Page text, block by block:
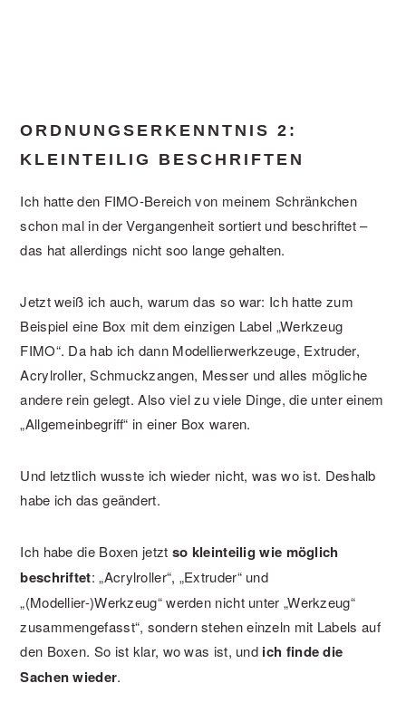
ORDNUNGSERKENNTNIS 2:
KLEINTEILIG BESCHRIFTEN
Ich hatte den FIMO-Bereich von meinem Schränkchen
schon mal in der Vergangenheit sortiert und beschriftet –
das hat allerdings nicht soo lange gehalten.
Jetzt weiß ich auch, warum das so war: Ich hatte zum
Beispiel eine Box mit dem einzigen Label „Werkzeug
FIMO“. Da hab ich dann Modellierwerkzeuge, Extruder,
Acrylroller, Schmuckzangen, Messer und alles mögliche
andere rein gelegt. Also viel zu viele Dinge, die unter einem
„Allgemeinbegriff“ in einer Box waren.
Und letztlich wusste ich wieder nicht, was wo ist. Deshalb
habe ich das geändert.
Ich habe die Boxen jetzt so kleinteilig wie möglich
beschriftet: „Acrylroller“, „Extruder“ und
„(Modellier-)Werkzeug“ werden nicht unter „Werkzeug“
zusammengefasst“, sondern stehen einzeln mit Labels auf
den Boxen. So ist klar, wo was ist, und ich finde die
Sachen wieder.